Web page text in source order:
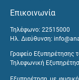
Επικοινωνία
Τηλέφωνο: 22515000
Ηλ. Διεύθυνση:
Γραφείο Εξυπηρέτησης
Τηλεφωνική